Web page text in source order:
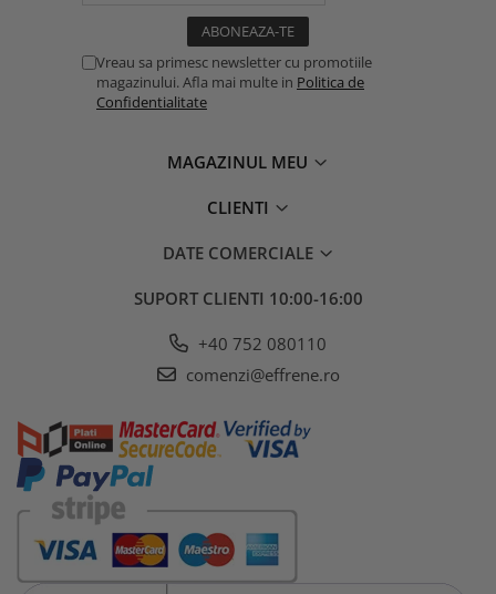
Vreau sa primesc newsletter cu promotiile
magazinului. Afla mai multe in Politica de
Confidentialitate
MAGAZINUL MEU
CLIENTI
DATE COMERCIALE
SUPORT CLIENTI 10:00-16:00
+40 752 080110
comenzi@effrene.ro